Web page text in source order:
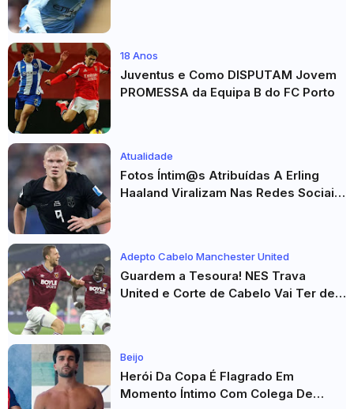
18 Anos
Juventus e Como DISPUTAM Jovem
PROMESSA da Equipa B do FC Porto
Atualidade
Fotos Íntim@s Atribuídas A Erling
Haaland Viralizam Nas Redes Sociais
Adepto Cabelo Manchester United
Guardem a Tesoura! NES Trava
United e Corte de Cabelo Vai Ter de
Beijo
Herói Da Copa É Flagrado Em
Momento Íntimo Com Colega De